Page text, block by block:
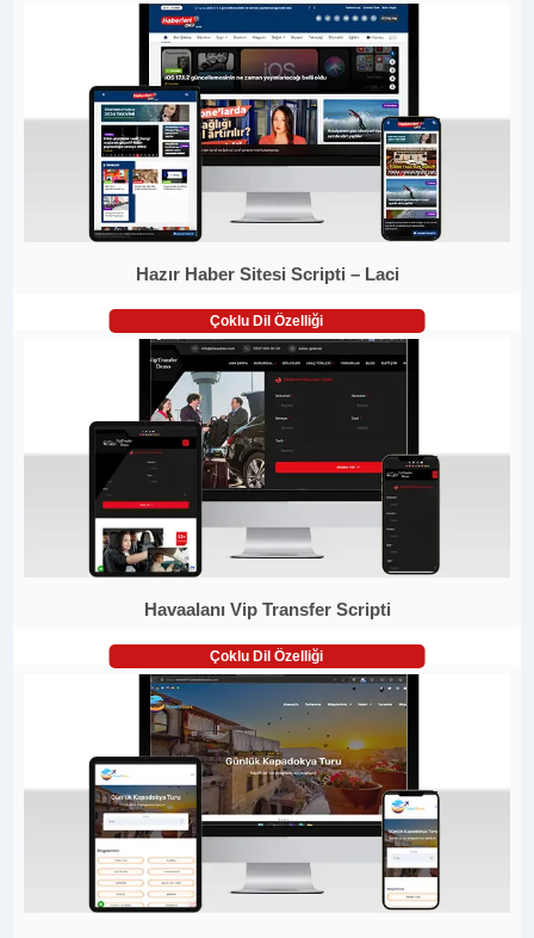
Hazır Haber Sitesi Scripti – Laci
Çoklu Dil Özelliği
Havaalanı Vip Transfer Scripti
Çoklu Dil Özelliği